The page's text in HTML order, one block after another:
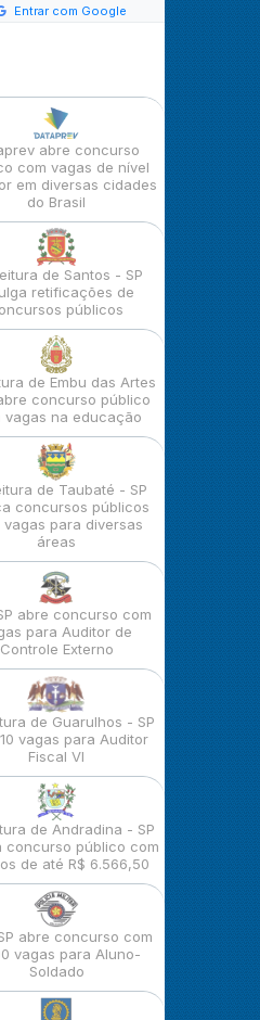
Entrar com Google
abre concurso
com vagas de nível
em diversas cidades
do Brasil
de Santos - SP
retificações de
públicos
de Embu das Artes
concurso público
vagas na educação
de Taubaté - SP
concursos públicos
vagas para diversas
áreas
abre concurso com
para Auditor de
Controle Externo
de Guarulhos - SP
vagas para Auditor
Fiscal VI
de Andradina - SP
concurso público com
de até R$ 6.566,50
abre concurso com
vagas para Aluno-
Soldado